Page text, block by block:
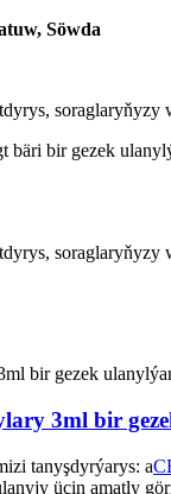
Söwda
bäri bir gezek
3ml bir
tanyşdyrýarys: a
üçin amatly